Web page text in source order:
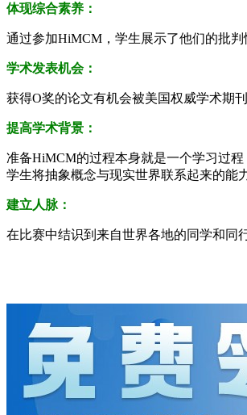
体现综合素养：
通过参加HiMCM，学生展示了他们的批
学术发表机会：
获得O奖的论文有机会被美国权威学术期
提高学术背景：
准备HiMCM的过程本身就是一个学习过
学生将抽象概念与现实世界联系起来的能力
建立人脉：
在比赛中结识到来自世界各地的同学和同